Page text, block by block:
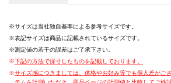
サイズは当社独自基準による参考サイズです。
表記サイズは商品に記載されているサイズです。
測定値の若干の誤差はご了承下さい。
下記の方法で採寸したものを記載しております。
サイズ感につきましては、体格やお好み等でも個人差がご